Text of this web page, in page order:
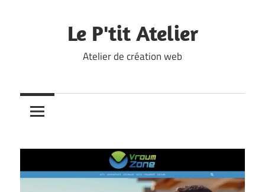
Le P'tit Atelier
Atelier de création web